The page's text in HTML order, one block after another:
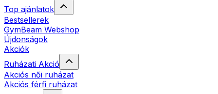
Top ajánlatok
Bestsellerek
GymBeam Webshop
Újdonságok
Akciók
Ruházati Akció
Akciós női ruházat
Akciós férfi ruházat